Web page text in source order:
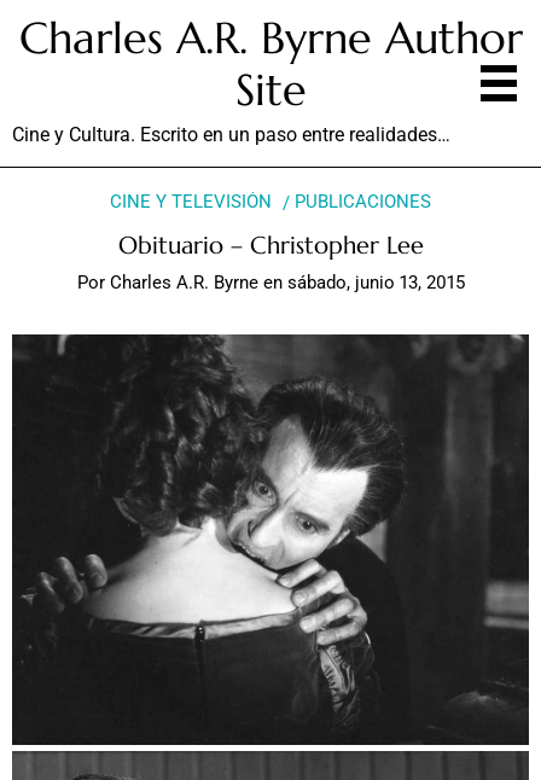
Charles A.R. Byrne Author
Site
Cine y Cultura. Escrito en un paso entre realidades…
CINE Y TELEVISIÓN PUBLICACIONES
Obituario – Christopher Lee
Por Charles A.R. Byrne en sábado, junio 13, 2015